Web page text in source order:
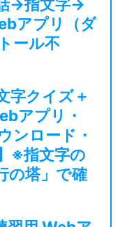
→指文字→
アプリ（ダ
ール不
字クイズ＋
アプリ・
ンロード・
※指文字の
の塔」で確